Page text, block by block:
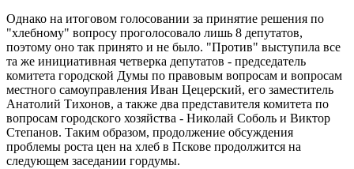
Однако на итоговом голосовании за принятие решения по
"хлебному" вопросу проголосовало лишь 8 депутатов,
поэтому оно так принято и не было. "Против" выступила все
та же инициативная четверка депутатов - председатель
комитета городской Думы по правовым вопросам и вопросам
местного самоуправления Иван Цецерский, его заместитель
Анатолий Тихонов, а также два представителя комитета по
вопросам городского хозяйства - Николай Соболь и Виктор
Степанов. Таким образом, продолжение обсуждения
проблемы роста цен на хлеб в Пскове продолжится на
следующем заседании гордумы.